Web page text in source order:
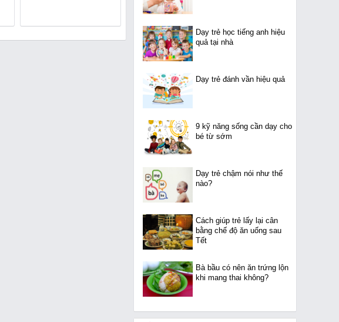
Dạy trẻ học tiếng anh hiệu
quả tại nhà
Dạy trẻ đánh vần hiệu quả
9 kỹ năng sống cần dạy cho
bé từ sớm
Dạy trẻ chậm nói như thế
nào?
Cách giúp trẻ lấy lại cân
bằng chế độ ăn uống sau
Tết
Bà bầu có nên ăn trứng lộn
khi mang thai không?